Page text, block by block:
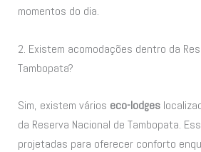
momentos do dia.
2. Existem acomodações dentro da
Tambopata?
Sim, existem vários eco-lodges
da Reserva Nacional de Tambopata.
projetadas para oferecer conforto